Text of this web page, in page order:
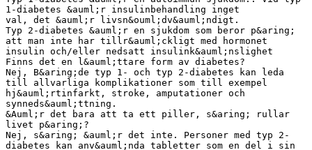
1-diabetes &auml;r insulinbehandling inget
val, det &auml;r livsn&ouml;dv&auml;ndigt.
Typ 2-diabetes &auml;r en sjukdom som beror p&aring;
att man inte har tillr&auml;ckligt med hormonet
insulin och/eller nedsatt insulink&auml;nslighet
Finns det en l&auml;ttare form av diabetes?
Nej, B&aring;de typ 1- och typ 2-diabetes kan leda
till allvarliga komplikationer som till exempel
hj&auml;rtinfarkt, stroke, amputationer och
synneds&auml;ttning.
&Auml;r det bara att ta ett piller, s&aring; rullar
livet p&aring;?
Nej, s&aring; &auml;r det inte. Personer med typ 2-
diabetes kan anv&auml;nda tabletter som en del i sin